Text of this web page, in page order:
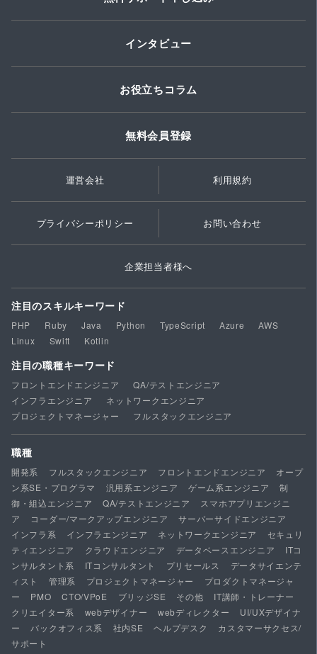
インタビュー
お役立ちコラム
無料会員登録
運営会社 利用規約
プライバシーポリシー お問い合わせ
企業担当者様へ
注目のスキルキーワード
PHP Ruby Java Python TypeScript Azure
AWS
Linux
Swift Kotlin
注目の職種キーワード
フロントエンドエンジニア
QA/テストエンジニア
インフラエンジニア
ネットワークエンジニア
プロジェクトマネージャー
フルスタックエンジニア
職種
開発系 フルスタックエンジニア フロントエンドエンジニア
オープ
ン系SE・プログラマ
汎用系エンジニア ゲーム系エンジニア
制
御・組込エンジニア
QA/テストエンジニア
スマホアプリエンジニ
ア
コーダー/マークアップエンジニア
サーバーサイドエンジニア
インフラ系
インフラエンジニア ネットワークエンジニア
セキュリ
ティエンジニア
クラウドエンジニア データベースエンジニア
ITコ
ンサルタント系
ITコンサルタント プリセールス
データサイエンテ
ィスト
管理系 プロジェクトマネージャー
プロダクトマネージャ
ー
PMO CTO/VPoE ブリッジSE その他
IT講師・トレーナー
クリエイター系
webデザイナー webディレクター
UI/UXデザイナ
ー
バックオフィス系 社内SE ヘルプデスク
カスタマーサクセス/
サポート